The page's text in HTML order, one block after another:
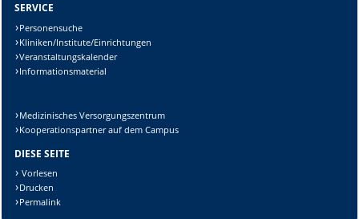
SERVICE
Personensuche
Kliniken/Institute/Einrichtungen
Veranstaltungskalender
Informationsmaterial
Medizinisches Versorgungszentrum
Kooperationspartner auf dem Campus
DIESE SEITE
Vorlesen
Drucken
Permalink